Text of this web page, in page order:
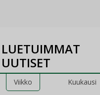
LUETUIMMAT
UUTISET
Viikko Kuukausi